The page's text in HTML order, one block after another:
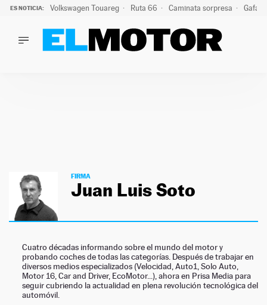
contenido
ES NOTICIA: Volkswagen Touareg Ruta 66 Caminata sorpresa Gafas
MOTOS
TECNOLOGÍA
SUPERCOCHES
PREMIOS
SERVICIOS
NEWSLETTER
FIRMA
Juan Luis Soto
Cuatro décadas informando sobre el mundo del motor y
probando coches de todas las categorías. Después de trabajar en
diversos medios especializados (Velocidad, Auto1, Solo Auto,
Motor 16, Car and Driver, EcoMotor...), ahora en Prisa Media para
seguir cubriendo la actualidad en plena revolución tecnológica del
automóvil.